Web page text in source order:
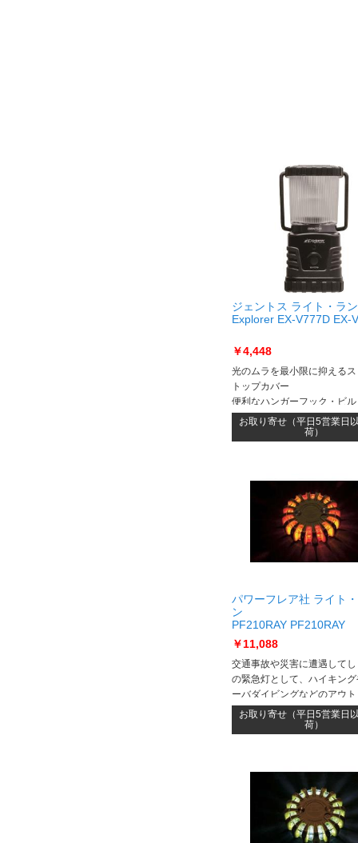
ジェントス ライト・ラ
Explorer EX-V777D EX-
￥4,448
光のムラを最小限に抑える
トップカバー
便利なハンガーフック・ビ
ックお取り寄せ（平日5営業日
荷）
パワーフレア社 ライト
ン
PF210RAY PF210RAY
￥11,088
交通事故や災害に遭遇して
の緊急灯として、ハイキン
ーバダイビングなどのアウ
リンスポーツ用多機能フラ
トとして最適な、最新の
お取り寄せ（平日5営業日
荷）